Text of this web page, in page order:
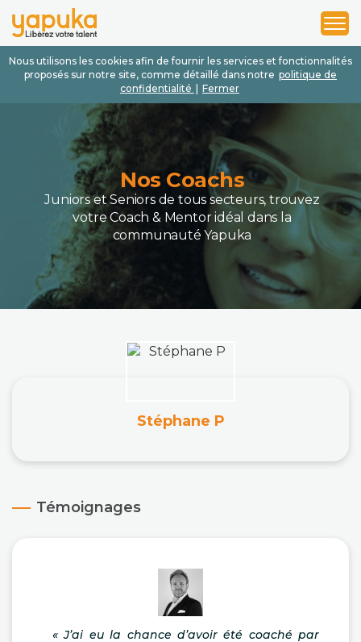
Nous utilisons les cookies afin de fournir les services et fonctionnalités
proposés sur notre site, comme détaillé dans notre politique de
confidentialité
Fermer
1
2
3
Nos Coachs
Juniors et Seniors de tous secteurs, trouvez
votre Coach & Mentor idéal dans la
communauté Yapuka
Stéphane P
Témoignages
« J’ai eu la chance d’avoir été coaché par